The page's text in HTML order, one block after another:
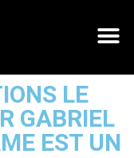
LE
GABRIEL
EST UN